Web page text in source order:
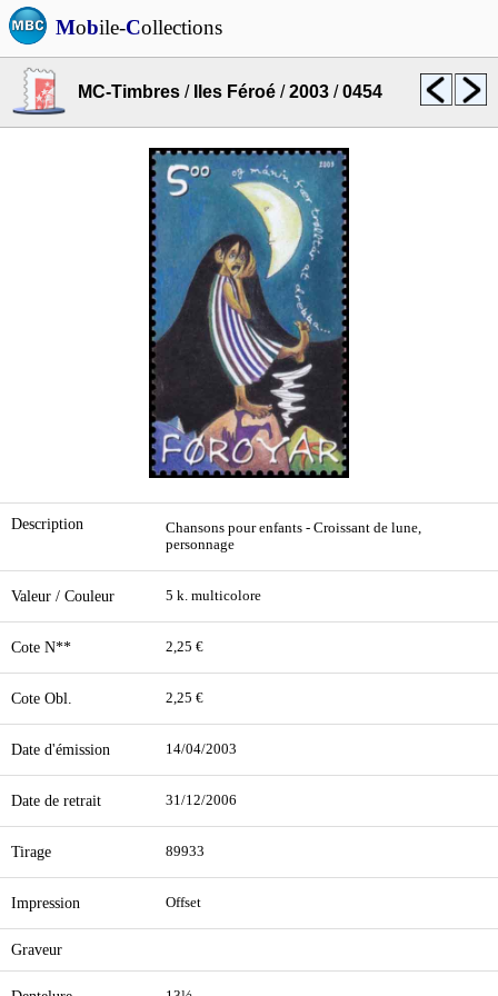
Mobile-Collections
MC-Timbres / Iles Féroé /2003 /0454
Description
Chansons pour enfants - Croissant de lune,
personnage
Valeur / Couleur 5 k. multicolore
Cote N** 2,25 €
Cote Obl. 2,25 €
Date d'émission 14/04/2003
Date de retrait 31/12/2006
Tirage 89933
Impression Offset
Graveur